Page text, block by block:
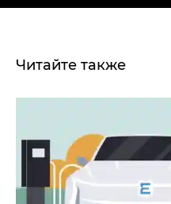
Читайте также